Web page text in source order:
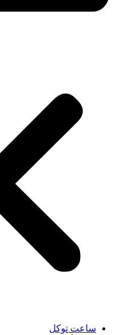
ساعت توکل